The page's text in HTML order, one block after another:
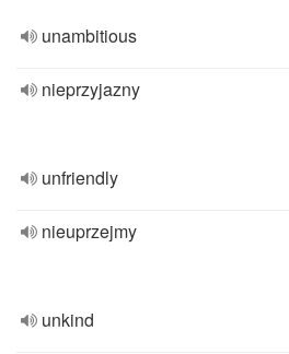
unambitious
nieprzyjazny
unfriendly
nieuprzejmy
unkind